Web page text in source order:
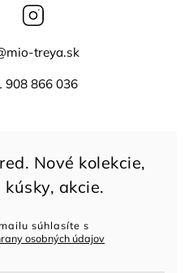
Facebook
mio-treya.sk
908 866 036
súhlasíte s
osobných údajov